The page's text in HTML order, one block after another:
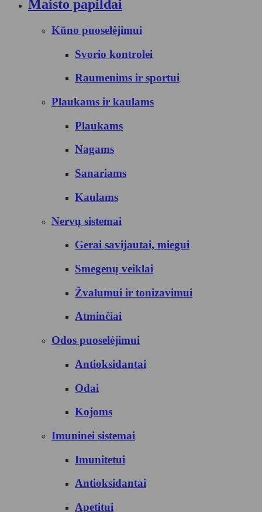
Maisto papildai
Kūno puoselėjimui
Svorio kontrolei
Raumenims ir sportui
Plaukams ir kaulams
Plaukams
Nagams
Sanariams
Kaulams
Nervų sistemai
Gerai savijautai, miegui
Smegenų veiklai
Žvalumui ir tonizavimui
Atminčiai
Odos puoselėjimui
Antioksidantai
Odai
Kojoms
Imuninei sistemai
Imunitetui
Antioksidantai
Apetitui